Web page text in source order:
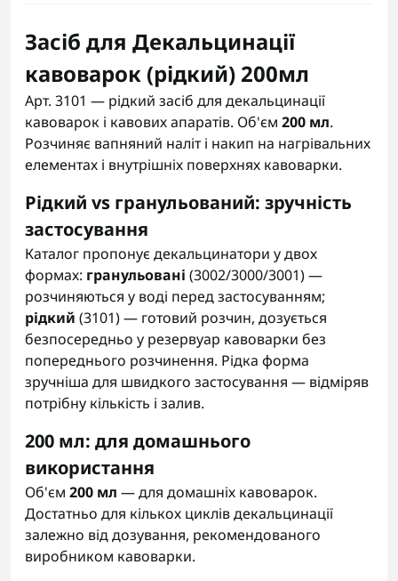
Засіб для Декальцинації
кавоварок (рідкий) 200мл
Арт. 3101 — рідкий засіб для декальцинації
кавоварок і кавових апаратів. Об'єм 200 мл.
Розчиняє вапняний наліт і накип на нагрівальних
елементах і внутрішніх поверхнях кавоварки.
Рідкий vs гранульований: зручність
застосування
Каталог пропонує декальцинатори у двох
формах: гранульовані (3002/3000/3001) —
розчиняються у воді перед застосуванням;
рідкий (3101) — готовий розчин, дозується
безпосередньо у резервуар кавоварки без
попереднього розчинення. Рідка форма
зручніша для швидкого застосування — відміряв
потрібну кількість і залив.
200 мл: для домашнього
використання
Об'єм 200 мл — для домашніх кавоварок.
Достатньо для кількох циклів декальцинації
залежно від дозування, рекомендованого
виробником кавоварки.